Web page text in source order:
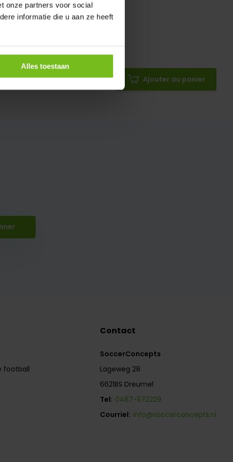
onze partners voor social
informatie die u aan ze heeft
Alles toestaan
Ajouter au panier
football
Contact
SoccerConcepts
Lageweg 28
6621BS Dreumel
Tel: 0487-572229
Courriel: info@soccerconcepts.nl